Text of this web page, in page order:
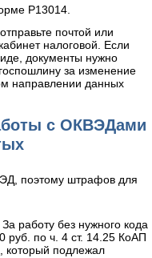
Р13014.
почтой или
налоговой. Если
документы нужно
за изменение
направлении данных
с ОКВЭДами
поэтому штрафов для
работу без нужного кода
руб. по ч. 4 ст. 14.25 КоАП
который подлежал